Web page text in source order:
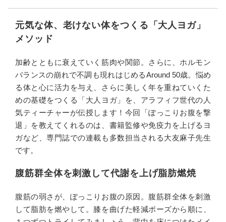
元気な体、老けない体をつくる「大人ヨガ」
メソッド
加齢とともに衰えていく筋肉や関節。さらに、ホルモン
バランスの崩れで不調も現れはじめるAround 50歳。悩め
る体と心に活力を与え、さらに美しく年を重ねていくた
めの基礎をつくる「大人ヨガ」を、アラフィフ世代の人
気ティーチャーが伝授します！今回「ぽっこりお腹を撃
退」を教えてくれるのは、書籍監修や免疫力を上げるヨ
ガなど、専門誌での連載も多数担当される大友麻子先生
です。
腹筋群全体を刺激して代謝を上げ脂肪燃焼
腹筋の弱さが、ぽっこりお腹の原因。腹筋群全体を刺激
して脂肪を燃やして。膝を曲げた軽減ポーズから順に、